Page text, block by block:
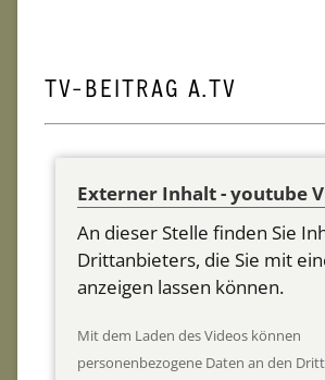
TV-BEITRAG A.TV
Externer Inhalt - youtube
An dieser Stelle finden Sie
Drittanbieters, die Sie mit
anzeigen lassen können.
Mit dem Laden des Videos können
personenbezogene Daten an den